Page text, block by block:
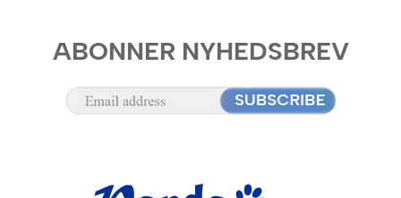
ABONNER NYHEDSBREV